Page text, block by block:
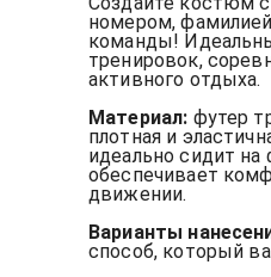
номером,
команды!
тренировок,
активного отдыха.
Материал: футер
плотная и
идеально сидит на
обеспечивает
движении.
Варианты
способ, который